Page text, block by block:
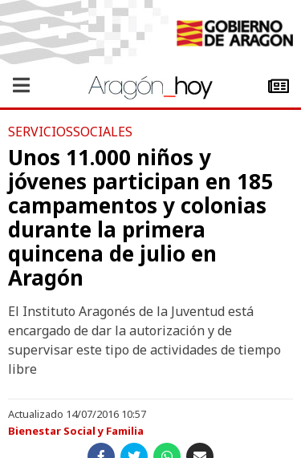
SERVICIOSSOCIALES
Unos 11.000 niños y
jóvenes participan en 185
campamentos y colonias
durante la primera
quincena de julio en
Aragón
El Instituto Aragonés de la Juventud está
encargado de dar la autorización y de
supervisar este tipo de actividades de tiempo
libre
Actualizado 14/07/2016 10:57
Bienestar Social y Familia